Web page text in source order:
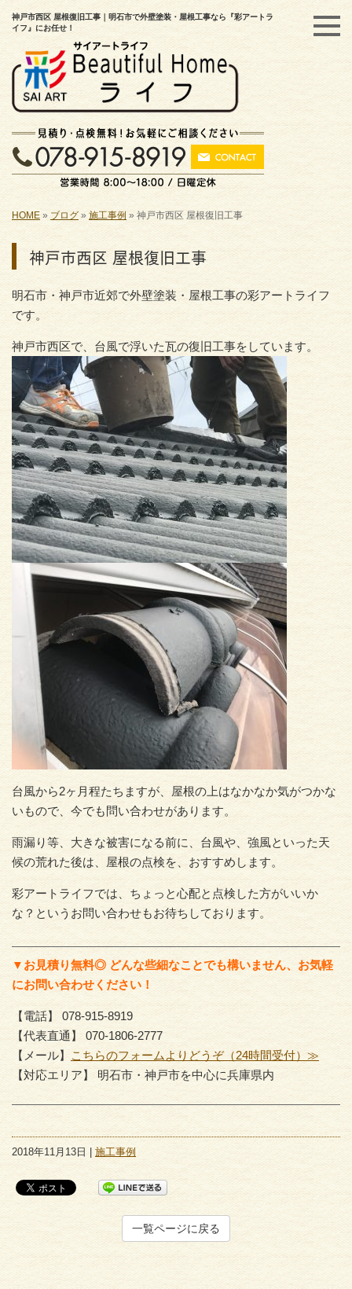
神戸市西区 屋根復旧工事｜明石市で外壁塗装・屋根工事なら『彩アートラ
イフ』にお任せ！
HOME » ブログ » 施工事例 »神戸市西区 屋根復旧工事
神戸市西区 屋根復旧工事
明石市・神戸市近郊で外壁塗装・屋根工事の彩アートライフ
です。
神戸市西区で、台風で浮いた瓦の復旧工事をしています。
台風から2ヶ月程たちますが、屋根の上はなかなか気がつかな
いもので、今でも問い合わせがあります。
雨漏り等、大きな被害になる前に、台風や、強風といった天
候の荒れた後は、屋根の点検を、おすすめします。
彩アートライフでは、ちょっと心配と点検した方がいいか
な？というお問い合わせもお待ちしております。
▼お見積り無料◎ どんな些細なことでも構いません、お気軽
にお問い合わせください！
【電話】 078-915-8919
【代表直通】 070-1806-2777
【メール】
こちらのフォームよりどうぞ（24時間受付）≫
【対応エリア】 明石市・神戸市を中心に兵庫県内
2018年11月13日 | 施工事例
一覧ページに戻る